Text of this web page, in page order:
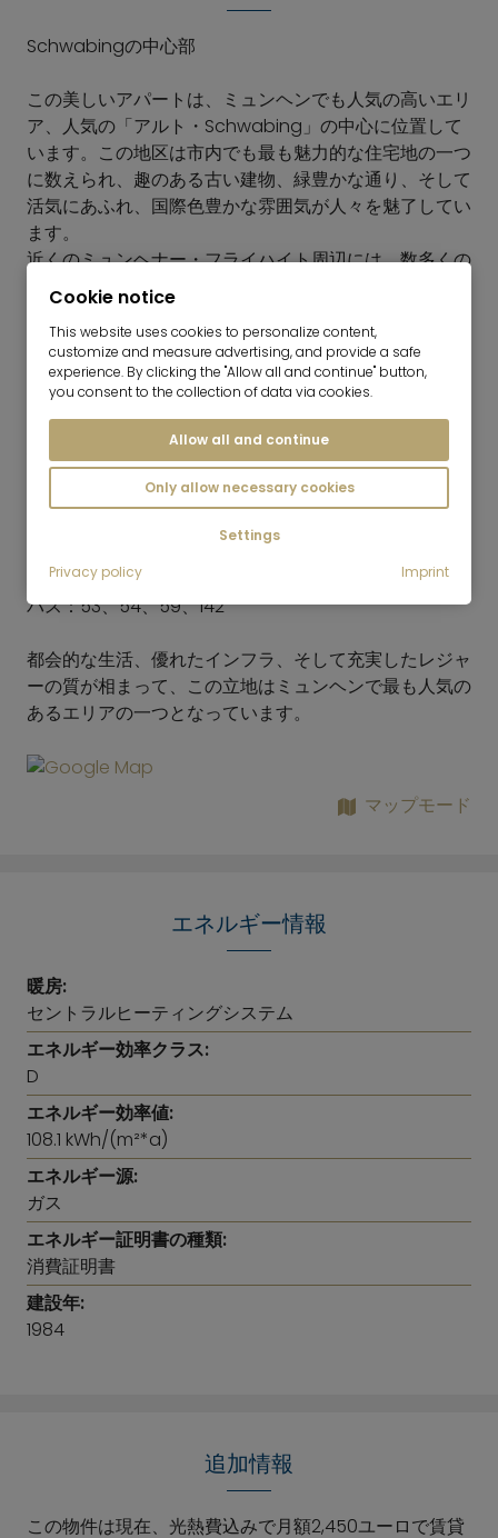
Schwabingの中心部
この美しいアパートは、ミュンヘンでも人気の高いエリ
ア、人気の「アルト・Schwabing」の中心に位置して
います。この地区は市内でも最も魅力的な住宅地の一つ
に数えられ、趣のある古い建物、緑豊かな通り、そして
活気にあふれ、国際色豊かな雰囲気が人々を魅了してい
ます。
近くのミュンヘナー・フライハイト周辺には、数多くの
カフェ、レストラン、小さなブティック、日用品店が軒
ティブなショップ、そしてSchwabingならではの独特
な雰囲気がこの地区を特徴づけ、この場所を特に住みや
すい場所にしています。
わずか数分の距離にあるイングリッシュ・ガーデンは、
憩いの場として、ジョギングや緑豊かな中でのゆったり
とした散歩に理想的な場所です。
公共交通機関 – ミュンヘナー・フライハイト（徒歩約3
地下鉄：U3、U6
バス：53、54、59、142
都会的な生活、優れたインフラ、そして充実したレジャ
ーの質が相まって、この立地はミュンヘンで最も人気の
あるエリアの一つとなっています。
マップモード
エネルギー情報
暖房:
セントラルヒーティングシステム
エネルギー効率クラス:
D
エネルギー効率値:
108.1 kWh/(m²*a)
エネルギー源:
ガス
エネルギー証明書の種類:
消費証明書
建設年:
1984
追加情報
この物件は現在、光熱費込みで月額2,450ユーロで賃貸
Cookie notice
This website uses cookies to personalize content,
customize and measure advertising, and provide a safe
experience. By clicking the "Allow all and continue" button,
you consent to the collection of data via cookies.
Allow all and continue
Only allow necessary cookies
Settings
Privacy policy
Imprint